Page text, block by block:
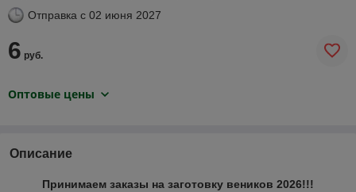
Отправка с 02 июня 2027
6 руб.
Оптовые цены
Описание
Принимаем заказы на заготовку веников 2026!!!